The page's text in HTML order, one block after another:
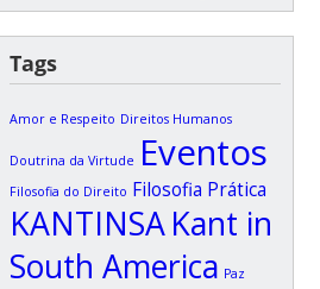
Tags
Amor e Respeito Direitos Humanos
Doutrina da Virtude Eventos
Filosofia do Direito Filosofia Prática
KANTINSA Kant in
South America Paz